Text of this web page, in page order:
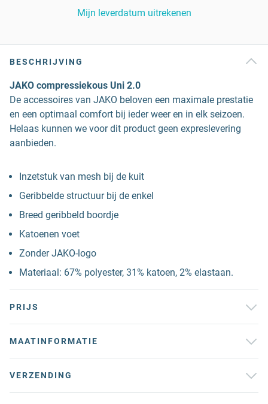
Mijn leverdatum uitrekenen
BESCHRIJVING
JAKO compressiekous Uni 2.0
De accessoires van JAKO beloven een maximale prestatie
en een optimaal comfort bij ieder weer en in elk seizoen.
Helaas kunnen we voor dit product geen expreslevering
aanbieden.
Inzetstuk van mesh bij de kuit
Geribbelde structuur bij de enkel
Breed geribbeld boordje
Katoenen voet
Zonder JAKO-logo
Materiaal: 67% polyester, 31% katoen, 2% elastaan.
PRIJS
MAATINFORMATIE
VERZENDING